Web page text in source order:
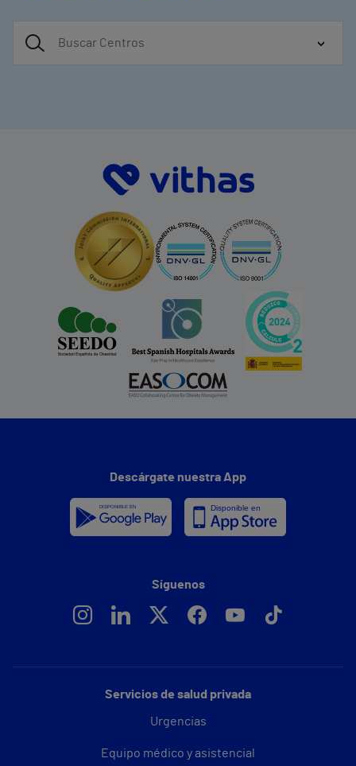
Servicios de salud privada
Urgencias
Equipo médico y asistencial
Descárgate nuestra App
Síguenos